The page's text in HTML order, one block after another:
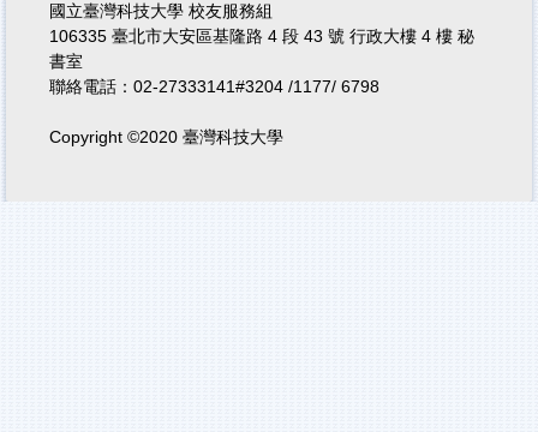
國立臺灣科技大學 校友服務組
106335 臺北市大安區基隆路 4 段 43 號 行政大樓 4 樓 秘
書室
聯絡電話：02-27333141#3204 /1177/ 6798
Copyright ©2020 臺灣科技大學